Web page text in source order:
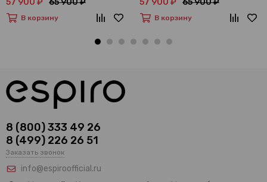
57 900 ₽ 65 900 ₽
В корзину
57 900 ₽ 65 900 ₽
В корзину
8 (800) 333 49 26
8 (499) 226 26 51
Заказать звонок
info@espiroofficial.ru